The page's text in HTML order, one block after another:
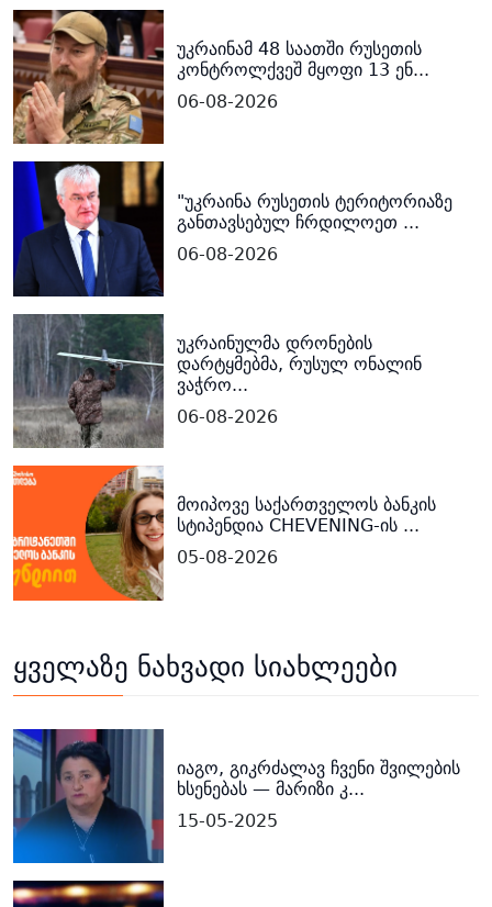
უკრაინამ 48 საათში რუსეთის
კონტროლქვეშ მყოფი 13 ენ...
06-08-2026
"უკრაინა რუსეთის ტერიტორიაზე
განთავსებულ ჩრდილოეთ ...
06-08-2026
უკრაინულმა დრონების
დარტყმებმა, რუსულ ონალინ
ვაჭრო...
06-08-2026
მოიპოვე საქართველოს ბანკის
სტიპენდია CHEVENING-ის ...
05-08-2026
ყველაზე ნახვადი სიახლეები
იაგო, გიკრძალავ ჩვენი შვილების
ხსენებას — მარიზი კ...
15-05-2025